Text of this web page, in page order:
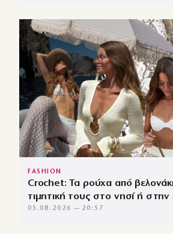
FASHION
Crochet: Τα ρούχα από
τιμητική τους στο νησί ή στην
05.08.2026 — 20:57